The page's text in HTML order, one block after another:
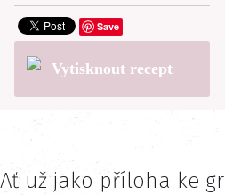
Save
Vytisknout recept
Ať už jako příloha ke